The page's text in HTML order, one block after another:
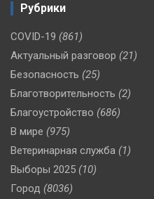
Рубрики
COVID-19 (861)
Актуальный разговор (21)
Безопасность (25)
Благотворительность (2)
Благоустройство (686)
В мире (975)
Ветеринарная служба (1)
Выборы 2025 (10)
Город (8036)